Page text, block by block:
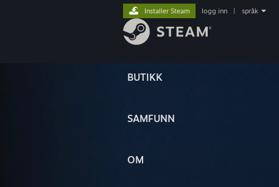
BUTIKK
SAMFUNN
OM
Installer Steam logg inn språk